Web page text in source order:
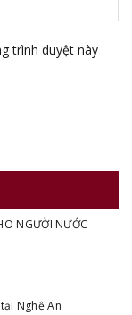
trình duyệt này
NGƯỜI NƯỚC
Nghệ An